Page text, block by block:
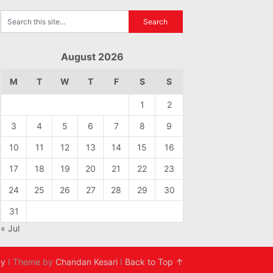
August 2026
M T W T F S S
1 2
3 4 5 6 7 8 9
10 11 12 13 14 15 16
17 18 19 20 21 22 23
24 25 26 27 28 29 30
31
« Jul
I Theme by Chandan Kesari I Back to Top ↑